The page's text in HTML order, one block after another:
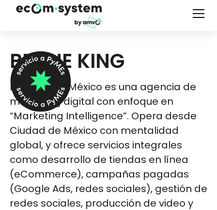
BE THE KING
Be The King México es una agencia de
marketing digital con enfoque en
“Marketing Intelligence”. Opera desde
Ciudad de México con mentalidad
global, y ofrece servicios integrales
como desarrollo de tiendas en línea
(eCommerce), campañas pagadas
(Google Ads, redes sociales), gestión de
redes sociales, producción de video y